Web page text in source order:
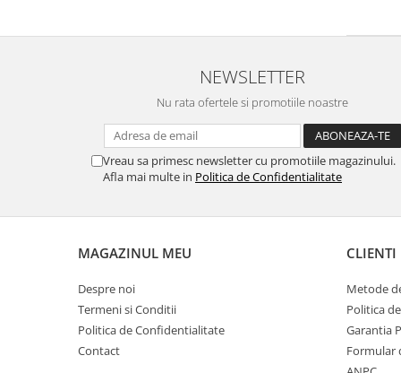
NEWSLETTER
Nu rata ofertele si promotiile noastre
Vreau sa primesc newsletter cu promotiile magazinului.
Afla mai multe in Politica de Confidentialitate
MAGAZINUL MEU
Despre noi
Termeni si Conditii
Politica de Confidentialitate
Contact
CLIENTI
Metode
Politica
Garantia
Formular